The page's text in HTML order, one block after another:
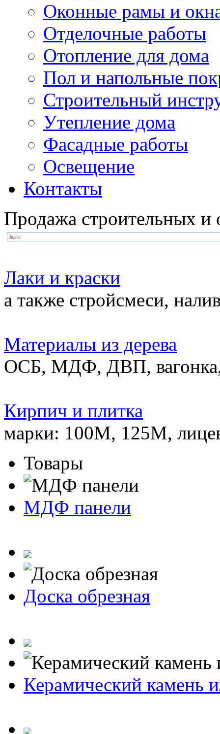
Оконные рамы и
Отделочные работы
Отопление для дома
Пол и напольные
Строительный
Утепление дома
Фасадные работы
Освещение
Контакты
Продажа строительных и
Лаки и краски
а также стройсмеси,
Материалы из дерева
ОСБ, МДФ, ДВП,
Кирпич и плитка
марки: 100М, 125М,
Товары
МДФ панели
Доска обрезная
Керамический камень